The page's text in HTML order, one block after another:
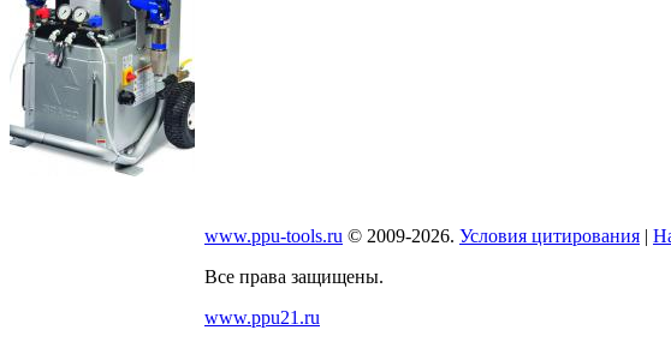
www.ppu-tools.ru © 2009-2026. Условия цитирования |
Все права защищены.
www.ppu21.ru